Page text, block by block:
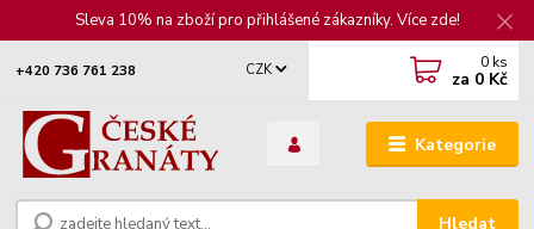
Sleva 10% na zboží pro přihlášené zákazníky. Více zde!
Kategorie
CZK
Hledat
+420 736 761 238 0 ks
za 0 Kč